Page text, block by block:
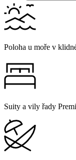
Poloha u moře v
Suity a vily řady